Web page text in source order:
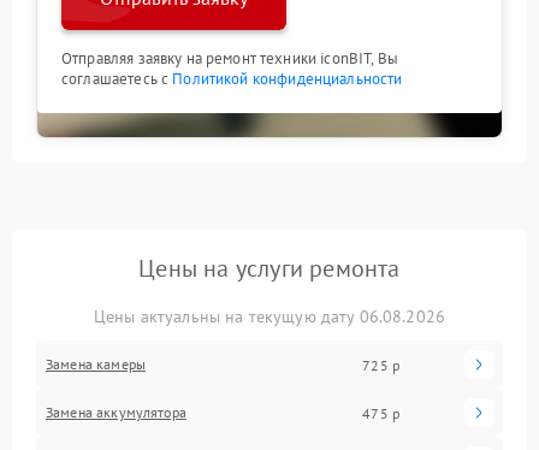
Отправляя заявку на ремонт техники iconBIT, Вы
соглашаетесь с Политикой конфиденциальности
Цены на услуги ремонта
Цены актуальны на текущую дату 06.08.2026
Замена камеры 725 р
Замена аккумулятора 475 р